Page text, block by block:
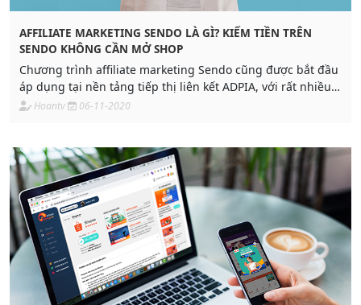
AFFILIATE MARKETING SENDO LÀ GÌ? KIẾM TIỀN TRÊN
SENDO KHÔNG CẦN MỞ SHOP
Chương trình affiliate marketing Sendo cũng được bắt đầu
áp dụng tại nền tảng tiếp thị liên kết ADPIA, với rất nhiều
chương trình khuyến mãi để đẩy số. Vậy Affiliate marketing
Hoantv 06-11-2020